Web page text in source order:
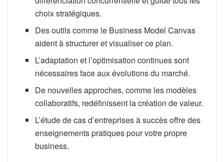
choix stratégiques.
Des outils comme le Business Model Canvas
aident à structurer et visualiser ce plan.
L’adaptation et l’optimisation continues sont
nécessaires face aux évolutions du marché.
De nouvelles approches, comme les modèles
collaboratifs, redéfinissent la création de valeur.
L’étude de cas d’entreprises à succès offre des
enseignements pratiques pour votre propre
business.